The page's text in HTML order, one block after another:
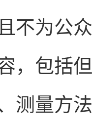
不为公
，包括
测量方